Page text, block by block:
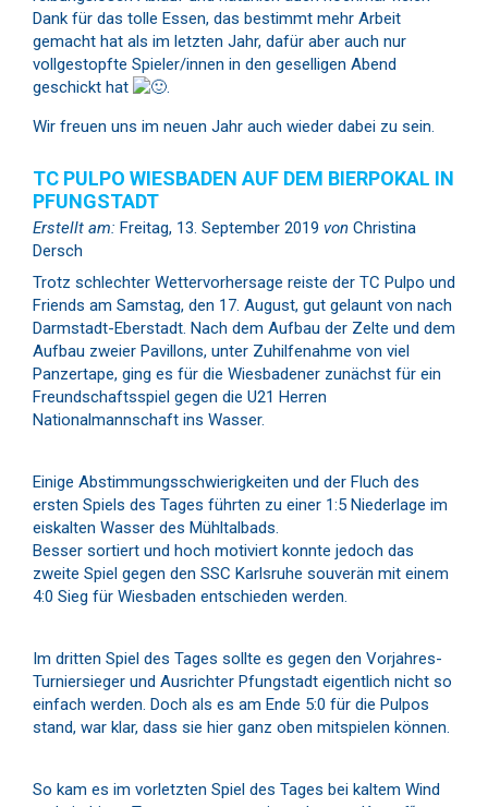
Dank für das tolle Essen, das bestimmt mehr Arbeit
gemacht hat als im letzten Jahr, dafür aber auch nur
vollgestopfte Spieler/innen in den geselligen Abend
geschickt hat
.
Wir freuen uns im neuen Jahr auch wieder dabei zu sein.
TC PULPO WIESBADEN AUF DEM BIERPOKAL IN
PFUNGSTADT
Erstellt am: Freitag, 13. September 2019 von Christina
Dersch
Trotz schlechter Wettervorhersage reiste der TC Pulpo und
Friends am Samstag, den 17. August, gut gelaunt von nach
Darmstadt-Eberstadt. Nach dem Aufbau der Zelte und dem
Aufbau zweier Pavillons, unter Zuhilfenahme von viel
Panzertape, ging es für die Wiesbadener zunächst für ein
Freundschaftsspiel gegen die U21 Herren
Nationalmannschaft ins Wasser.
Einige Abstimmungsschwierigkeiten und der Fluch des
ersten Spiels des Tages führten zu einer 1:5 Niederlage im
eiskalten Wasser des Mühltalbads.
Besser sortiert und hoch motiviert konnte jedoch das
zweite Spiel gegen den SSC Karlsruhe souverän mit einem
4:0 Sieg für Wiesbaden entschieden werden.
Im dritten Spiel des Tages sollte es gegen den Vorjahres-
Turniersieger und Ausrichter Pfungstadt eigentlich nicht so
einfach werden. Doch als es am Ende 5:0 für die Pulpos
stand, war klar, dass sie hier ganz oben mitspielen können.
So kam es im vorletzten Spiel des Tages bei kaltem Wind